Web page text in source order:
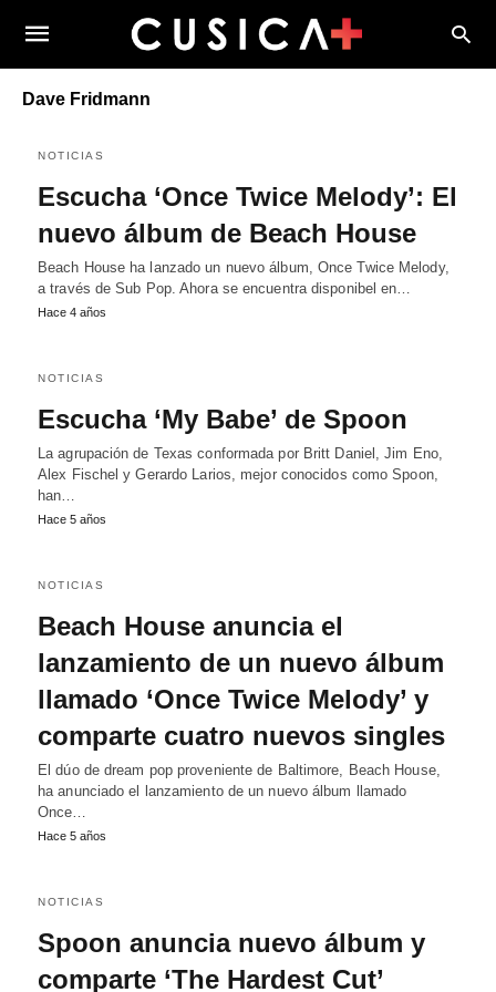
Dave Fridmann
NOTICIAS
Escucha ‘Once Twice Melody’: El
nuevo álbum de Beach House
Beach House ha lanzado un nuevo álbum, Once Twice Melody,
a través de Sub Pop. Ahora se encuentra disponibel en…
Hace 4 años
NOTICIAS
Escucha ‘My Babe’ de Spoon
La agrupación de Texas conformada por Britt Daniel, Jim Eno,
Alex Fischel y Gerardo Larios, mejor conocidos como Spoon,
han…
Hace 5 años
NOTICIAS
Beach House anuncia el
lanzamiento de un nuevo álbum
llamado ‘Once Twice Melody’ y
comparte cuatro nuevos singles
El dúo de dream pop proveniente de Baltimore, Beach House,
ha anunciado el lanzamiento de un nuevo álbum llamado
Once…
Hace 5 años
NOTICIAS
Spoon anuncia nuevo álbum y
comparte ‘The Hardest Cut’